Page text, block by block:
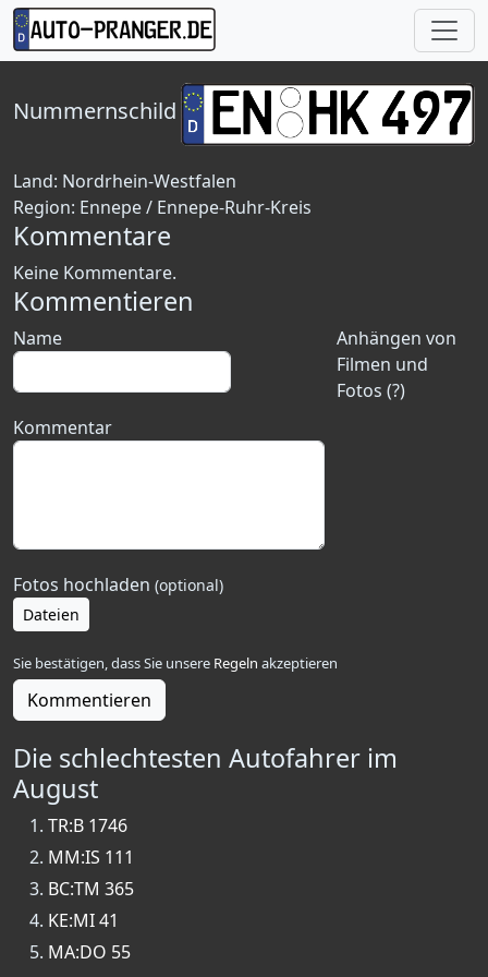
Nummernschild
Land: Nordrhein-Westfalen
Region: Ennepe / Ennepe-Ruhr-Kreis
Kommentare
Keine Kommentare.
Kommentieren
Anhängen von
Filmen und
Fotos (?)
Name
Kommentar
Fotos hochladen (optional)
Dateien
Sie bestätigen, dass Sie unsere Regeln akzeptieren
Kommentieren
Die schlechtesten Autofahrer im
August
TR:B 1746
MM:IS 111
BC:TM 365
KE:MI 41
MA:DO 55